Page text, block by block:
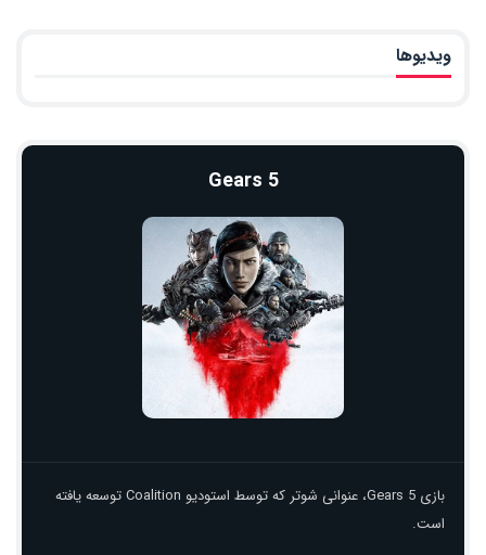
ویدیوها
Gears 5
بازی Gears 5، عنوانی شوتر که توسط استودیو Coalition توسعه یافته
است.